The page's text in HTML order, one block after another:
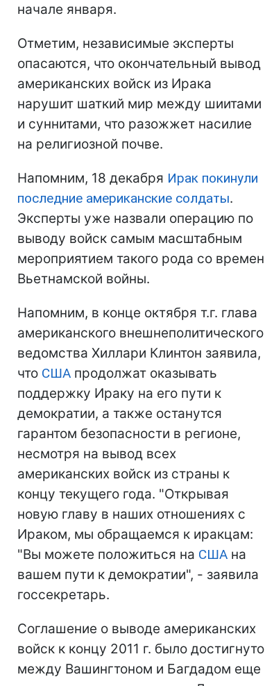
начале января.
Отметим, независимые эксперты
опасаются, что окончательный вывод
американских войск из Ирака
нарушит шаткий мир между шиитами
и суннитами, что разожжет насилие
на религиозной почве.
Напомним, 18 декабря Ирак покинули
последние американские солдаты.
Эксперты уже назвали операцию по
выводу войск самым масштабным
мероприятием такого рода со времен
Вьетнамской войны.
Напомним, в конце октября т.г. глава
американского внешнеполитического
ведомства Хиллари Клинтон заявила,
что США продолжат оказывать
поддержку Ираку на его пути к
демократии, а также останутся
гарантом безопасности в регионе,
несмотря на вывод всех
американских войск из страны к
концу текущего года. "Открывая
новую главу в наших отношениях с
Ираком, мы обращаемся к иракцам:
"Вы можете положиться на США на
вашем пути к демократии", - заявила
госсекретарь.
Соглашение о выводе американских
войск к концу 2011 г. было достигнуто
между Вашингтоном и Багдадом еще